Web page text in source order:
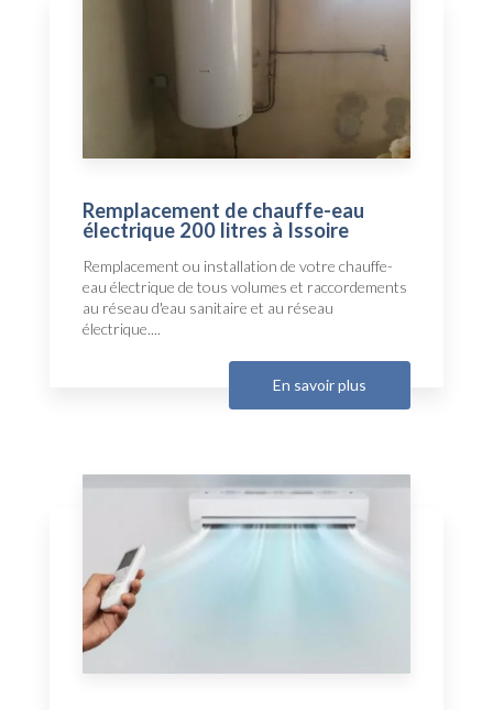
Remplacement de chauffe-eau
électrique 200 litres à Issoire
Remplacement ou installation de votre chauffe-
eau électrique de tous volumes et raccordements
au réseau d'eau sanitaire et au réseau
électrique....
En savoir plus